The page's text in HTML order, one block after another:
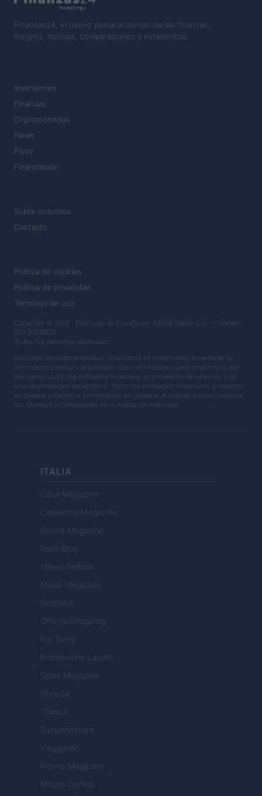
Finanzas24, el nuevo portal al mundo de las finanzas.
Insights, noticias, comparaciones y estadísticas.
Inversiones
Finanzas
Criptomonedas
News
Fisco
Financiación
Sobre nosotros
Contacto
Política de cookies
Política de privacidad
Términos de uso
Copyright © 2026 · Publicado en España por AdHub Media S.r.l. — Número
REA 2729933
Todos los derechos reservados
Descargo de responsabilidad: Finanzas24 se compromete a mantener su
información precisa y actualizada. Esta información puede diferir de lo que
ve cuando visita una institución financiera, un proveedor de servicios o un
sitio de productos específicos. Todos los productos financieros, productos
de compra y servicios se presentan sin garantía. Al evaluar ofertas, consulte
los Términos y Condiciones de la institución financiera.
ITALIA
Casa Magazine
Cineverse Magazine
Donne Magazine
Food Blog
Milano Notizie
Motor Magazine
Notizie.it
Offerte Shopping
Pet Story
Professione Lavoro
Sport Magazine
Style24
Think.it
Tuobenessere
Viaggiamo
Nonne Magazine
Milano Cortina